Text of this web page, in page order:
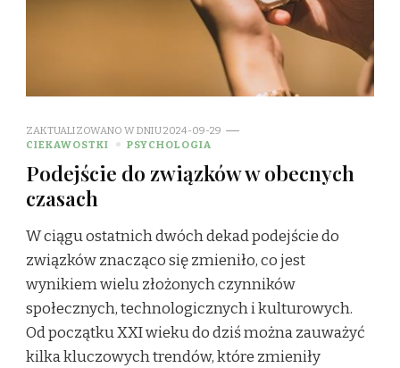
ZAKTUALIZOWANO W DNIU2024-09-29
CIEKAWOSTKI
PSYCHOLOGIA
Podejście do związków w obecnych
czasach
W ciągu ostatnich dwóch dekad podejście do
związków znacząco się zmieniło, co jest
wynikiem wielu złożonych czynników
społecznych, technologicznych i kulturowych.
Od początku XXI wieku do dziś można zauważyć
kilka kluczowych trendów, które zmieniły